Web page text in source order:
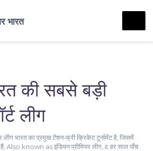
की सबसे बड़ी
लीग
लीग भारत का प्रमुख टेंशन‑फ्री क्रिकेट टूर्नामेंट है, जिसमें
, Also known asइंडियन प्रीमियर लीग , it हर साल पाँच